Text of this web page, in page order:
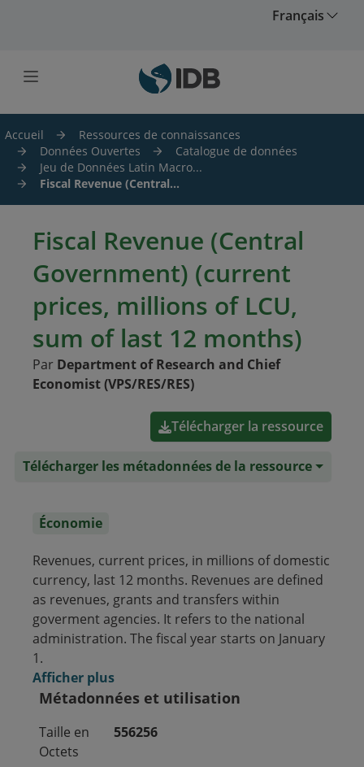
Français
Accueil
Ressources de connaissances
Données Ouvertes
Catalogue de données
Jeu de Données Latin Macro...
Fiscal Revenue (Central...
Fiscal Revenue (Central
Government) (current
prices, millions of LCU,
sum of last 12 months)
Par Department of Research and Chief
Economist (VPS/RES/RES)
Télécharger la ressource
Télécharger les métadonnées de la ressource
Économie
Revenues, current prices, in millions of domestic
currency, last 12 months. Revenues are defined
as revenues, grants and transfers within
goverment agencies. It refers to the national
administration. The fiscal year starts on January
1.
Afficher plus
Métadonnées et utilisation
Taille en
Octets
556256